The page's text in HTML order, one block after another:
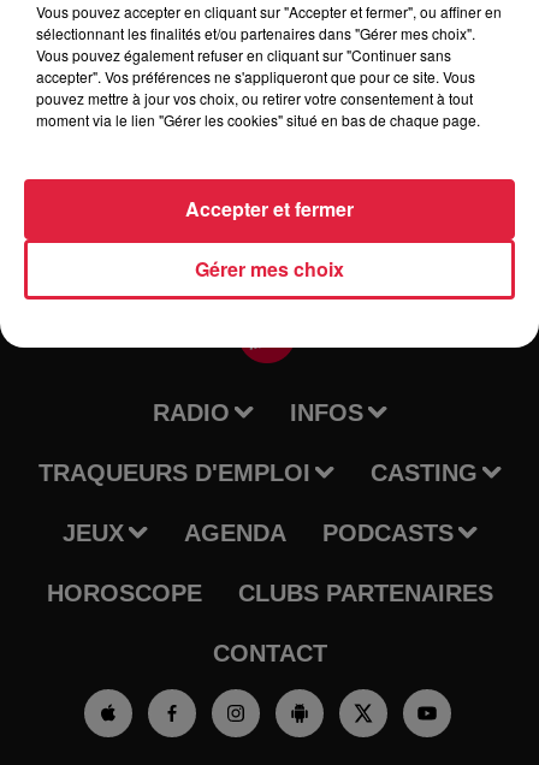
Tarif Gratuit
RADIO INFOS
TRAQUEURS D'EMPLOI CASTING
JEUX AGENDA PODCASTS
HOROSCOPE CLUBS PARTENAIRES
CONTACT
Vous pouvez accepter en cliquant sur "Accepter et fermer", ou affiner en
sélectionnant les finalités et/ou partenaires dans "Gérer mes choix".
Vous pouvez également refuser en cliquant sur "Continuer sans
accepter". Vos préférences ne s'appliqueront que pour ce site. Vous
pouvez mettre à jour vos choix, ou retirer votre consentement à tout
moment via le lien "Gérer les cookies" situé en bas de chaque page.
Gérer mes choix
Accepter et fermer